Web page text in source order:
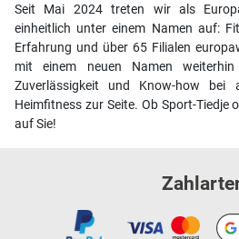
Seit Mai 2024 treten wir als
einheitlich unter einem Namen auf:
Erfahrung und über 65 Filialen
mit einem neuen Namen
Zuverlässigkeit und Know-how bei
Heimfitness zur Seite. Ob Sport-Tiedje
auf Sie!